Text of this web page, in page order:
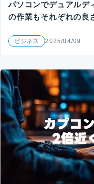
パソコンでデュアルデ
の作業もそれぞれの良
ビジネス 2025/04/09